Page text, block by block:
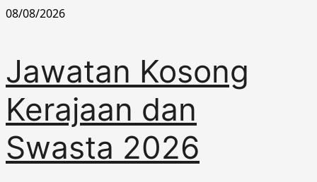
Skip
08/08/2026
Jawatan Kosong
Kerajaan dan
Swasta 2026